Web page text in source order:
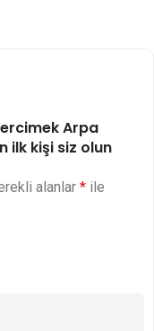
Arpa
ilk kişi siz olun
alanlar * ile